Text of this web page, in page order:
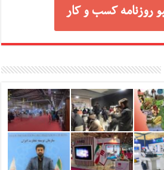
روزنامه کسب و کار